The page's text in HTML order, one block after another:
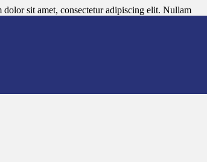
sit amet, consectetur adipiscing elit. Nullam
Ut pharetra ornare lorem, sit amet bibendum